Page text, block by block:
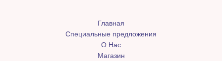
Главная
Специальные предложения
О Нас
Магазин